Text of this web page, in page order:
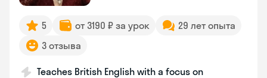
5 от 3190 ₽ за урок
29 лет опыта
3 отзыва
Teaches British English with a focus on